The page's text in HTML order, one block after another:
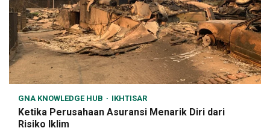
GNA KNOWLEDGE HUB IKHTISAR
Ketika Perusahaan Asuransi Menarik Diri dari
Risiko Iklim